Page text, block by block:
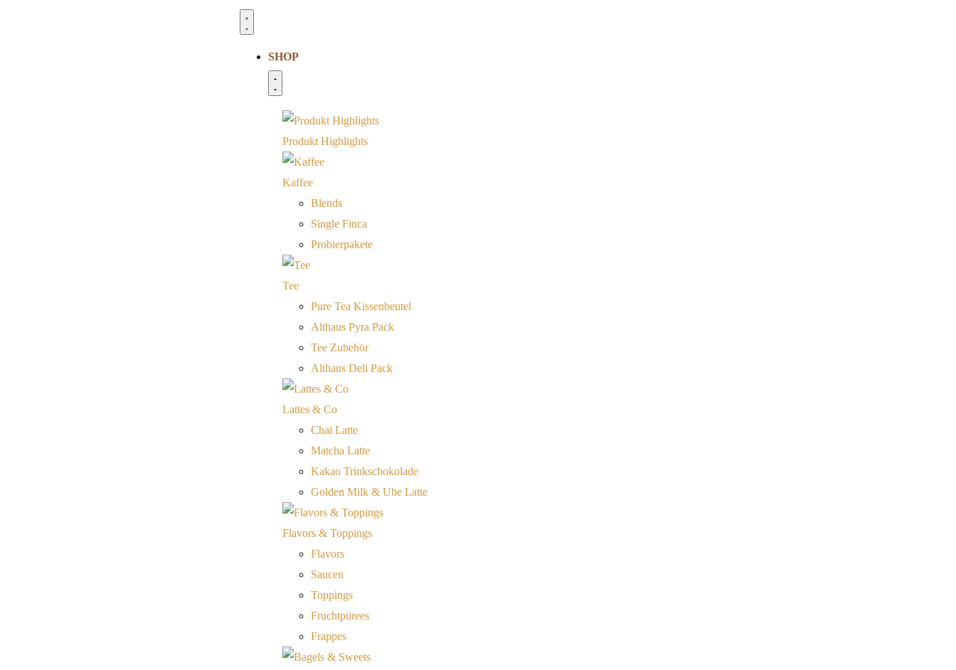
SHOP
Produkt Highlights
Kaffee
Blends
Single Finca
Probierpakete
Tee
Pure Tea Kissenbeutel
Althaus Pyra Pack
Tee Zubehör
Althaus Deli Pack
Lattes & Co
Chai Latte
Matcha Latte
Kakao Trinkschokolade
Golden Milk & Ube Latte
Flavors & Toppings
Flavors
Saucen
Toppings
Fruchtpürees
Frappes